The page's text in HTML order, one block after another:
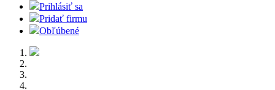
Prihlásiť sa
Pridať firmu
Obľúbené